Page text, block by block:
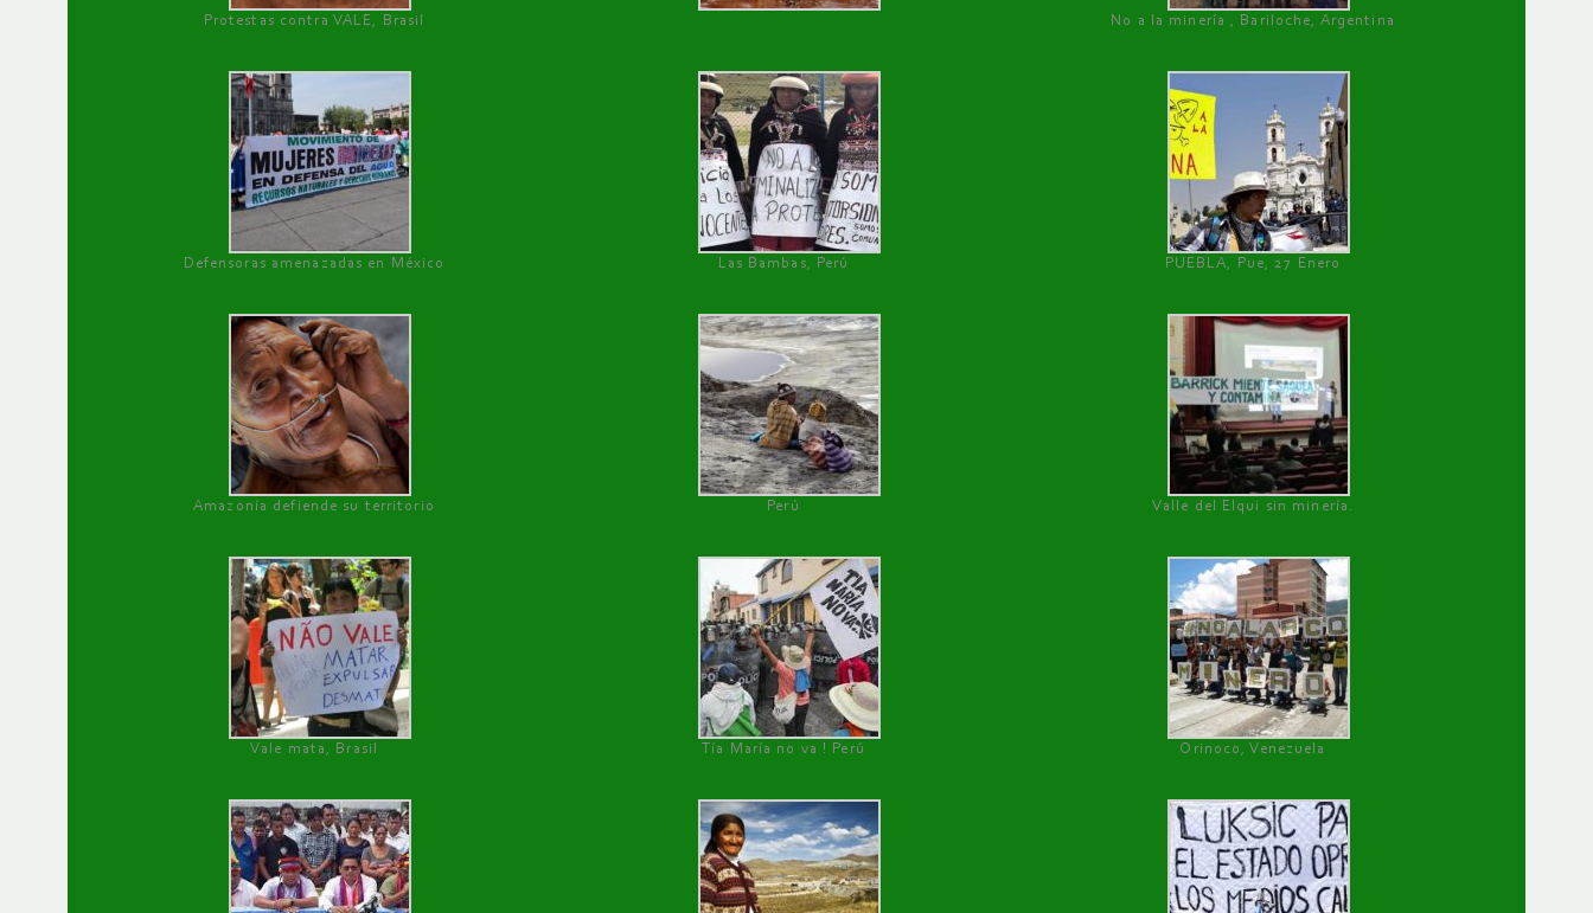
Protestas contra VALE, Brasil No a la minería , Bariloche, Argentina
Defensoras amenazadas en México Las Bambas, Perú PUEBLA, Pue, 27 Enero
Amazonía defiende su territorio Perú Valle del Elqui sin minería.
Vale mata, Brasil Tía María no va ! Perú Orinoco, Venezuela